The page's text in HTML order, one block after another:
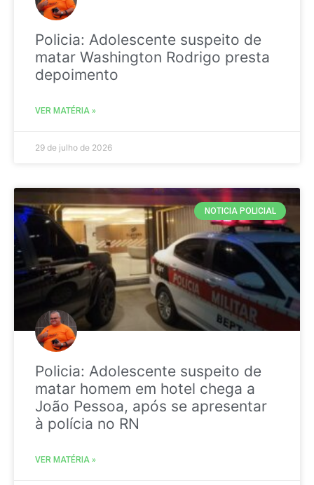
Policia: Adolescente suspeito de
matar Washington Rodrigo presta
depoimento
VER MATÉRIA »
29 de julho de 2026
NOTICIA POLICIAL
Policia: Adolescente suspeito de
matar homem em hotel chega a
João Pessoa, após se apresentar
à polícia no RN
VER MATÉRIA »